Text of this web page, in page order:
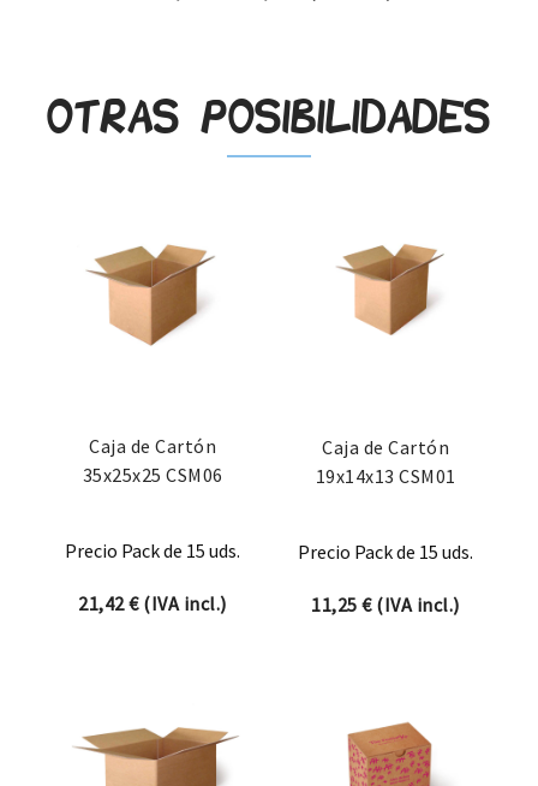
Otras posibilidades
Caja de Cartón
35x25x25 CSM06
Precio Pack de 15 uds.
21,42€(IVA incl.)
Caja de Cartón
19x14x13 CSM01
Precio Pack de 15 uds.
11,25€(IVA incl.)